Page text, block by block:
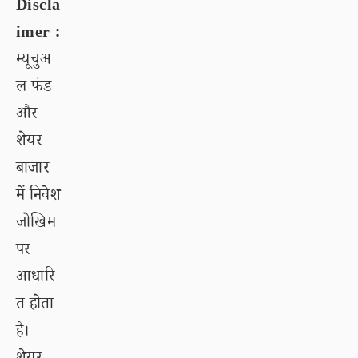
Discla
imer :
म्यूचुअ
ल फंड
और
शेयर
बाजार
में निवेश
जोखिम
पर
आधारि
त होता
है।